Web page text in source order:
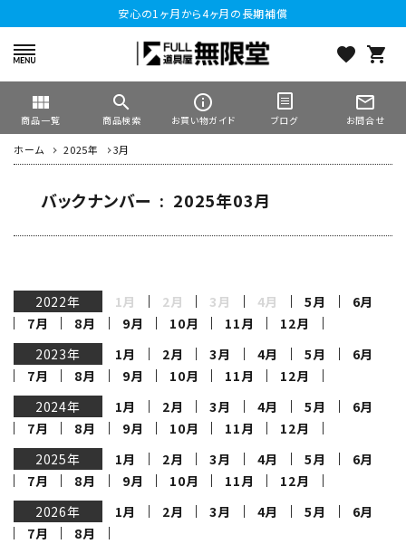
安心の1ヶ月から4ヶ月の長期補償
favorite shopping_cart
view_module
商品一覧
search
商品検索
info_outline
お買い物ガイド ブログ
mail_outline
お問合せ
ホーム 2025年 3月
バックナンバー : 2025年03月
2022年 1月 2月 3月 4月 5月
6月
7月
8月 9月 10月 11月
12月
2023年
1月 2月 3月 4月 5月
6月
7月
8月 9月 10月 11月
12月
2024年
1月 2月 3月 4月 5月
6月
7月
8月 9月 10月 11月
12月
2025年
1月 2月 3月 4月 5月
6月
7月
8月 9月 10月 11月
12月
2026年
1月 2月 3月 4月 5月
6月
7月
8月